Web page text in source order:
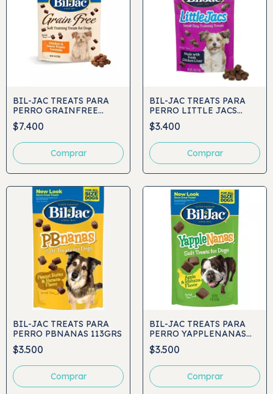
BIL-JAC TREATS PARA
PERRO GRAINFREE
283GR
$7.400
BIL-JAC TREATS PARA
PERRO LITTLE JACS
113GRS
$3.400
BIL-JAC TREATS PARA
PERRO PBNANAS 113GRS
$3.500
BIL-JAC TREATS PARA
PERRO YAPPLENANAS
113GRS
$3.500